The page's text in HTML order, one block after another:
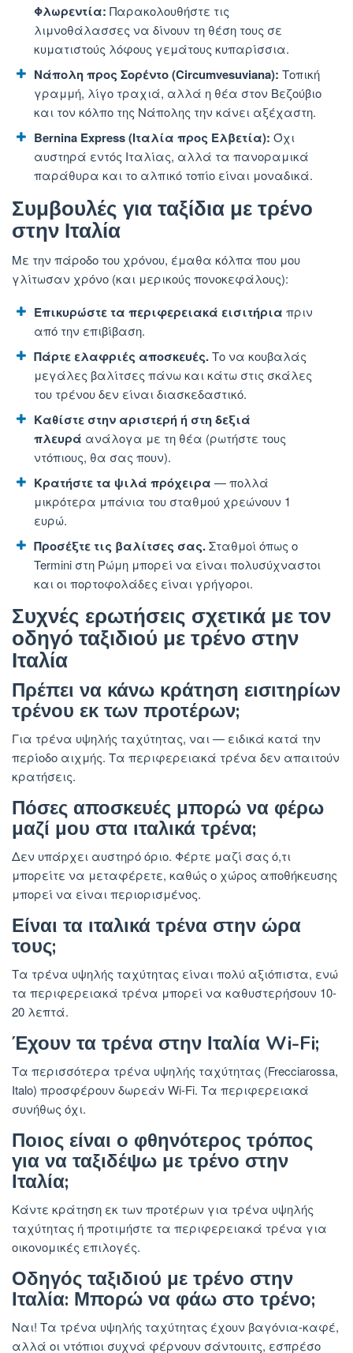
Φλωρεντία: Παρακολουθήστε τις
λιμνοθάλασσες να δίνουν τη θέση τους σε
κυματιστούς λόφους γεμάτους κυπαρίσσια.
Νάπολη προς Σορέντο (Circumvesuviana): Τοπική
γραμμή, λίγο τραχιά, αλλά η θέα στον Βεζούβιο
και τον κόλπο της Νάπολης την κάνει αξέχαστη.
Bernina Express (Ιταλία προς Ελβετία): Όχι
αυστηρά εντός Ιταλίας, αλλά τα πανοραμικά
παράθυρα και το αλπικό τοπίο είναι μοναδικά.
Συμβουλές για ταξίδια με τρένο
στην Ιταλία
Με την πάροδο του χρόνου, έμαθα κόλπα που μου
γλίτωσαν χρόνο (και μερικούς πονοκεφάλους):
Επικυρώστε τα περιφερειακά εισιτήρια πριν
από την επιβίβαση.
Πάρτε ελαφριές αποσκευές.Το να κουβαλάς
μεγάλες βαλίτσες πάνω και κάτω στις σκάλες
του τρένου δεν είναι διασκεδαστικό.
Καθίστε στην αριστερή ή στη δεξιά
πλευρά ανάλογα με τη θέα (ρωτήστε τους
ντόπιους, θα σας πουν).
Κρατήστε τα ψιλά πρόχειρα — πολλά
μικρότερα μπάνια του σταθμού χρεώνουν 1
ευρώ.
Προσέξτε τις βαλίτσες σας.Σταθμοί όπως ο
Termini στη Ρώμη μπορεί να είναι πολυσύχναστοι
και οι πορτοφολάδες είναι γρήγοροι.
Συχνές ερωτήσεις σχετικά με τον
οδηγό ταξιδιού με τρένο στην
Ιταλία
Πρέπει να κάνω κράτηση εισιτηρίων
τρένου εκ των προτέρων;
Για τρένα υψηλής ταχύτητας, ναι — ειδικά κατά την
περίοδο αιχμής. Τα περιφερειακά τρένα δεν απαιτούν
κρατήσεις.
Πόσες αποσκευές μπορώ να φέρω
μαζί μου στα ιταλικά τρένα;
Δεν υπάρχει αυστηρό όριο. Φέρτε μαζί σας ό,τι
μπορείτε να μεταφέρετε, καθώς ο χώρος αποθήκευσης
μπορεί να είναι περιορισμένος.
Είναι τα ιταλικά τρένα στην ώρα
τους;
Τα τρένα υψηλής ταχύτητας είναι πολύ αξιόπιστα, ενώ
τα περιφερειακά τρένα μπορεί να καθυστερήσουν 10-
20 λεπτά.
Έχουν τα τρένα στην Ιταλία Wi-Fi;
Τα περισσότερα τρένα υψηλής ταχύτητας (Frecciarossa,
Italo) προσφέρουν δωρεάν Wi-Fi. Τα περιφερειακά
συνήθως όχι.
Ποιος είναι ο φθηνότερος τρόπος
για να ταξιδέψω με τρένο στην
Ιταλία;
Κάντε κράτηση εκ των προτέρων για τρένα υψηλής
ταχύτητας ή προτιμήστε τα περιφερειακά τρένα για
οικονομικές επιλογές.
Οδηγός ταξιδιού με τρένο στην
Ιταλία: Μπορώ να φάω στο τρένο;
Ναι! Τα τρένα υψηλής ταχύτητας έχουν βαγόνια-καφέ,
αλλά οι ντόπιοι συχνά φέρνουν σάντουιτς, εσπρέσο